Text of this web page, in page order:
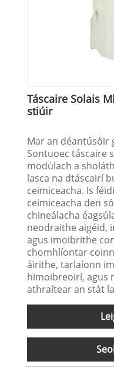
Táscaire Solais
stiúir
Mar an déantúsóir
Sontuoec táscaire
modúlach a
lasca na dtáscairí
ceimiceacha. Is
ceimiceacha den
chineálacha
neodraithe aigéid,
agus imoibrithe
chomhlíontar
áirithe, tarlaíonn
himoibreoirí, agus
athraítear an stát